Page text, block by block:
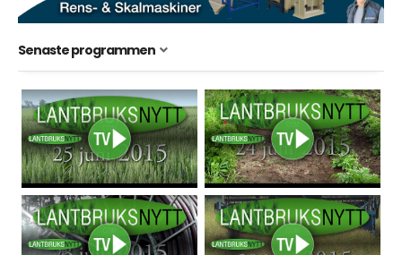
Senaste programmen